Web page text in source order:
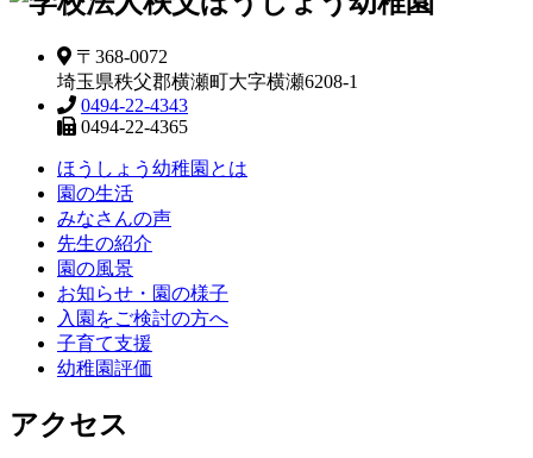
〒368-0072
埼玉県秩父郡横瀬町大字横瀬6208-1
0494-22-4343
0494-22-4365
ほうしょう幼稚園とは
園の生活
みなさんの声
先生の紹介
園の風景
お知らせ・園の様子
入園をご検討の方へ
子育て支援
幼稚園評価
アクセス